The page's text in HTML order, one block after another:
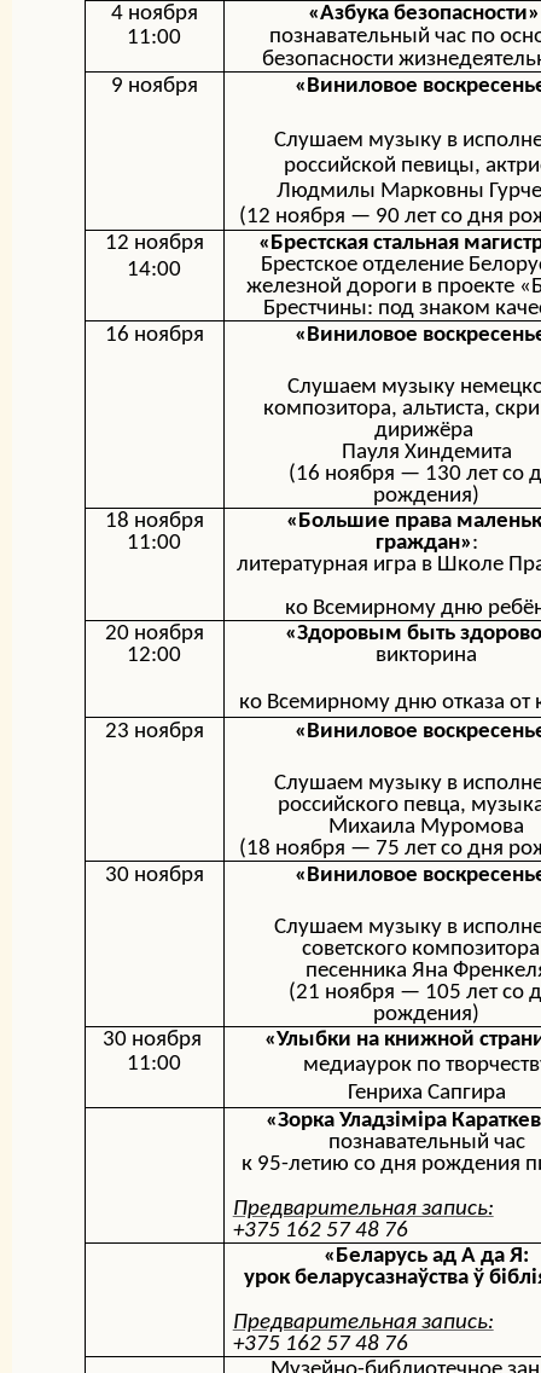
4 ноября
11:00
«Азбука безопасности»
познавательный час по
безопасности
9 ноября
«Виниловое
Слушаем музыку в
российской певицы,
Людмилы Марковны
(12 ноября — 90 лет со дня
12 ноября
14:00
«Брестская стальная
Брестское отделение
железной дороги в проекте
Брестчины: под знаком
16 ноября
«Виниловое
Слушаем музыку
композитора, альтиста,
дирижёра
Пауля Хиндемита
(16 ноября — 130 лет со
рождения)
18 ноября
11:00
«Большие права
граждан»:
литературная игра в Школе
ко Всемирному дню
20 ноября
12:00
«Здоровым быть
викторина
ко Всемирному дню отказа от
23 ноября
«Виниловое
Слушаем музыку в
российского певца,
Михаила Муромова
(18 ноября — 75 лет со дня
30 ноября
«Виниловое
Слушаем музыку в
советского композитора
песенника Яна
(21 ноября — 105 лет со
рождения)
30 ноября
11:00
«Улыбки на книжной
медиаурок по
Генриха Сапгира
«Зорка Уладзіміра
познавательный час
к 95-летию со дня рождения
Предварительная запись:
+375 162 57 48 76
«Беларусь ад А да Я:
урок беларусазнаўства ў
Предварительная запись:
+375 162 57 48 76